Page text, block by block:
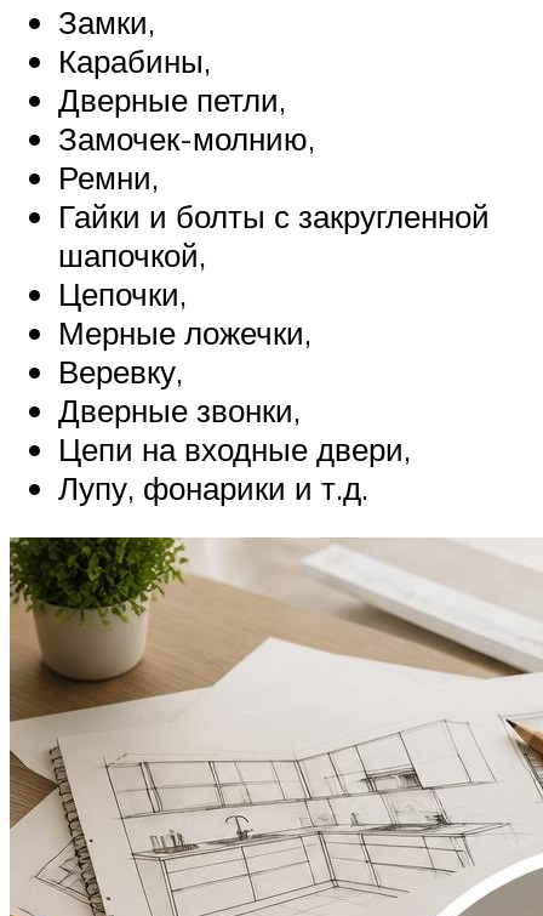
Замки,
Карабины,
Дверные петли,
Замочек-молнию,
Ремни,
Гайки и болты с закругленной
шапочкой,
Цепочки,
Мерные ложечки,
Веревку,
Дверные звонки,
Цепи на входные двери,
Лупу, фонарики и т.д.